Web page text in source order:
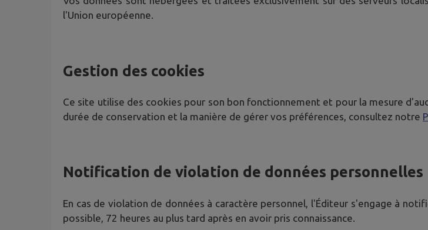
l'Union européenne.
Gestion des cookies
Ce site utilise des cookies pour son bon fonctionnement et pour la mesure
durée de conservation et la manière de gérer vos préférences, consultez notre
Notification de violation de données personnelles
En cas de violation de données à caractère personnel, l'Éditeur s'engage à
possible, 72 heures au plus tard après en avoir pris connaissance.